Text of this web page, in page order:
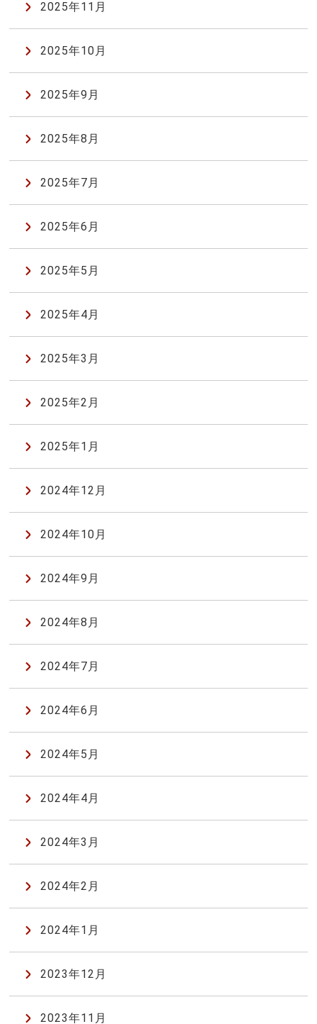
2025年11月
2025年10月
2025年9月
2025年8月
2025年7月
2025年6月
2025年5月
2025年4月
2025年3月
2025年2月
2025年1月
2024年12月
2024年10月
2024年9月
2024年8月
2024年7月
2024年6月
2024年5月
2024年4月
2024年3月
2024年2月
2024年1月
2023年12月
2023年11月